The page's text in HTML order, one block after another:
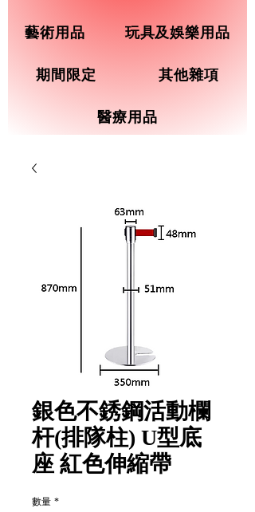
藝術用品 玩具及娛樂用品
期間限定 其他雜項
醫療用品
銀色不銹鋼活動欄
杆(排隊柱) U型底
座 紅色伸縮帶
數量 *